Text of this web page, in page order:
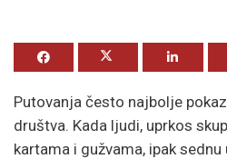
Putovanja često najbolje
društva. Kada ljudi, uprkos
kartama i gužvama, ipak sednu